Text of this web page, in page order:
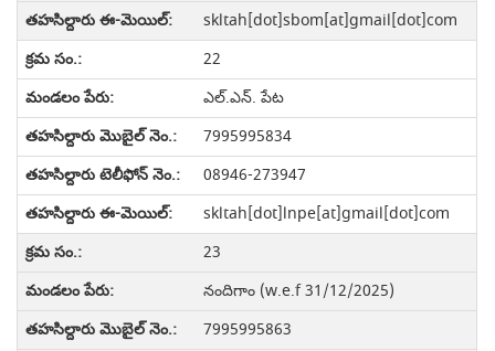
skltah[dot]sbom[at]gmail[dot]com
22
ఎల్.ఎన్. పేట
7995995834
08946-273947
skltah[dot]lnpe[at]gmail[dot]com
23
నందిగాం (w.e.f 31/12/2025)
7995995863